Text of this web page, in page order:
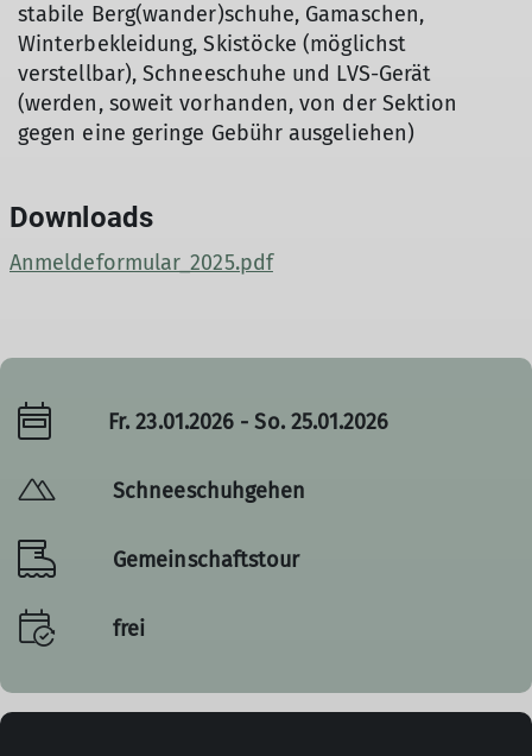
stabile Berg(wander)schuhe, Gamaschen,
Winterbekleidung, Skistöcke (möglichst
verstellbar), Schneeschuhe und LVS-Gerät
(werden, so­weit vorhanden, von der Sektion
gegen eine geringe Ge­bühr ausgeliehen)
Downloads
Anmeldeformular_2025.pdf
Fr. 23.01.2026 - So. 25.01.2026
Schneeschuhgehen
Gemeinschaftstour
frei